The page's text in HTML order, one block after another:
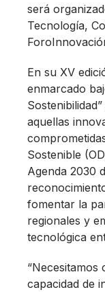
será
Tecnología,
En su XV
enmarcado
aquellas
Sostenible
Agenda 2030
fomentar la
regionales y
tecnológica
capacidad de